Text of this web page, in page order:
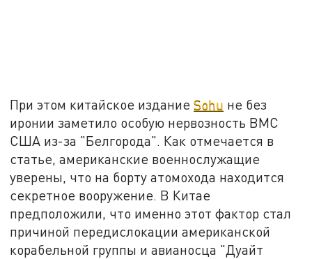
При этом китайское изданиеSohu не без
иронии заметило особую нервозность ВМС
США из-за "Белгорода". Как отмечается в
статье, американские военнослужащие
уверены, что на борту атомохода находится
секретное вооружение. В Китае
предположили, что именно этот фактор стал
причиной передислокации американской
корабельной группы и авианосца "Дуайт